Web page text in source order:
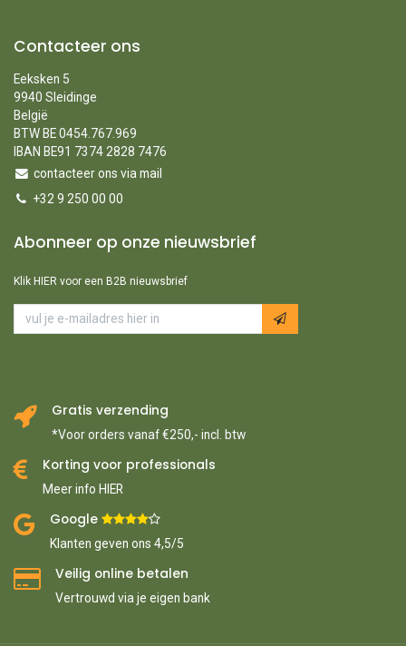
Contacteer ons
Eeksken 5
9940 Sleidinge
België
BTW BE 0454.767.969
IBAN BE91 7374 2828 7476
contacteer ons via mail
+32 9 250 00 00
Abonneer op onze nieuwsbrief
Klik HIER voor een B2B nieuwsbrief
Gratis verzending
*Voor orders vanaf €250,- incl. btw
Korting voor professionals
Meer info HIER
Google ​
Klanten geven ons 4,5/5
Veilig online betalen
Vertrouwd via je eigen bank